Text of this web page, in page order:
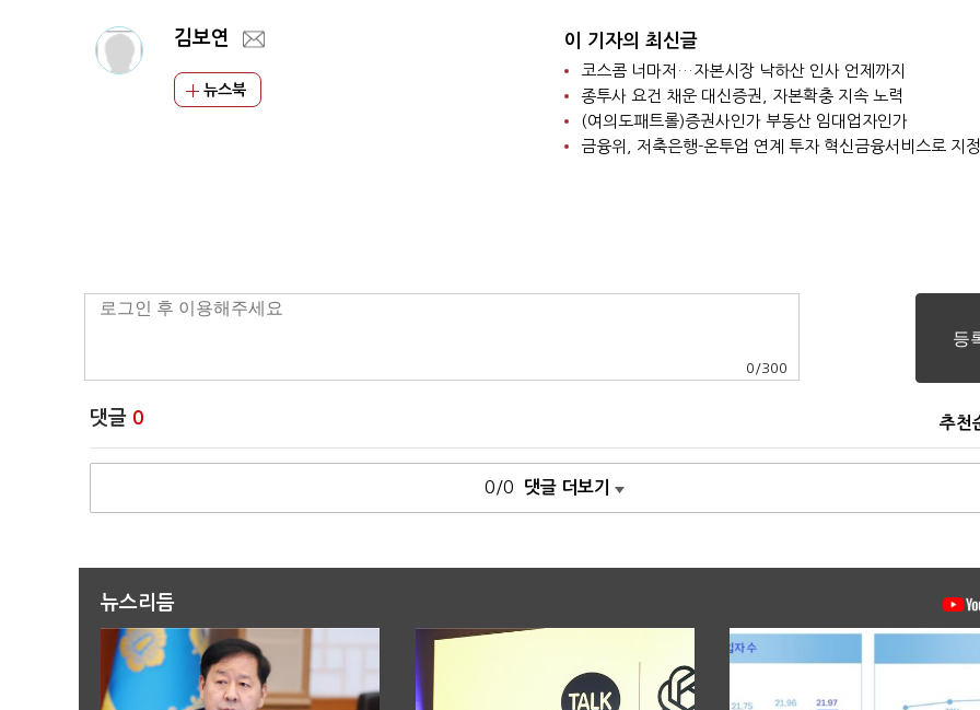
김보연
뉴스북
이 기자의 최신글
코스콤 너마저…자본시장 낙하산 인사 언제까지
종투사 요건 채운 대신증권, 자본확충 지속 노력
(여의도패트롤)증권사인가 부동산 임대업자인가
금융위, 저축은행-온투업 연계 투자 혁신금융서비스로 지정
0 /300
댓글 0 추천
0/0 댓글 더보기
뉴스리듬